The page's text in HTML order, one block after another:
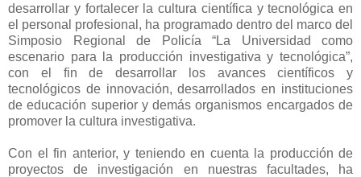
desarrollar y fortalecer la cultura científica y tecnológica en
el personal profesional, ha programado dentro del marco del
Simposio Regional de Policía “La Universidad como
escenario para la producción investigativa y tecnológica”,
con el fin de desarrollar los avances científicos y
tecnológicos de innovación, desarrollados en instituciones
de educación superior y demás organismos encargados de
promover la cultura investigativa.
Con el fin anterior, y teniendo en cuenta la producción de
proyectos de investigación en nuestras facultades, ha